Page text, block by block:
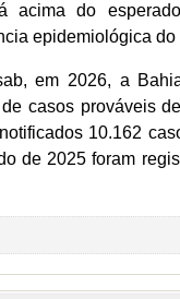
acima do
epidemiológica do
em 2026, a
casos prováveis
10.162
de 2025 foram